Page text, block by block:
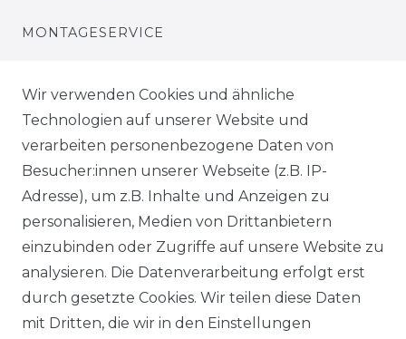
MONTAGESERVICE
BEZAHLUNG
KLIMA- UND UMWELTSCHUTZ
LEXIKON
UNTERNEHMEN
ÜBER UNS
Wir verwenden Cookies und ähnliche
Technologien auf unserer Website und
verarbeiten personenbezogene Daten von
Besucher:innen unserer Webseite (z.B. IP-
Adresse), um z.B. Inhalte und Anzeigen zu
personalisieren, Medien von Drittanbietern
einzubinden oder Zugriffe auf unsere Website zu
analysieren. Die Datenverarbeitung erfolgt erst
durch gesetzte Cookies. Wir teilen diese Daten
mit Dritten, die wir in den Einstellungen